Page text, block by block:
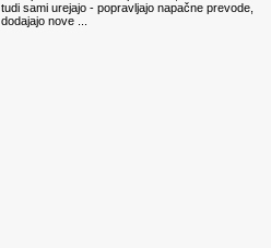
tudi sami urejajo - popravljajo napačne prevode,
dodajajo nove ...